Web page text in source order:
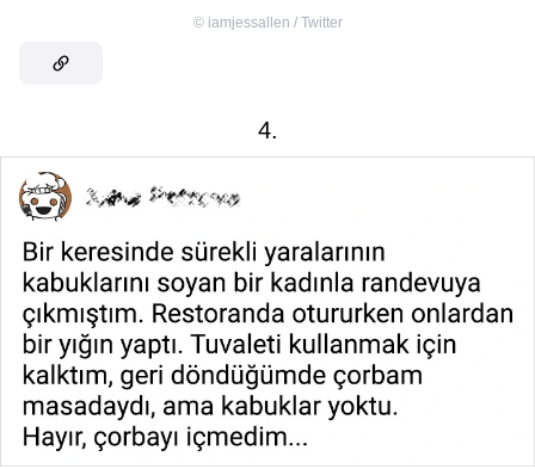
© iamjessallen / Twitter
4.